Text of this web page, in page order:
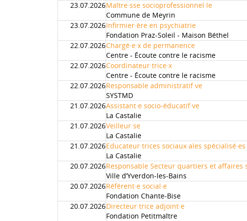
23.07.2026Maître·sse socioprofessionnel·le
Commune de Meyrin
23.07.2026Infirmier·ère en psychiatrie
Fondation Praz-Soleil - Maison Béthel
22.07.2026Chargé·e·x de permanence
Centre - Écoute contre le racisme
22.07.2026Coordinateur·trice·x
Centre - Écoute contre le racisme
22.07.2026Responsable administratif·ve
SYSTMD
21.07.2026Assistant·e socio-éducatif·ve
La Castalie
21.07.2026Veilleur·se
La Castalie
21.07.2026Educateur·trices sociaux·ales
La Castalie
20.07.2026Responsable Secteur quartiers et affaires
Ville d’Yverdon-les-Bains
20.07.2026Référent·e social·e
Fondation Chante-Bise
20.07.2026Directeur·trice adjoint·e
Fondation Petitmaître